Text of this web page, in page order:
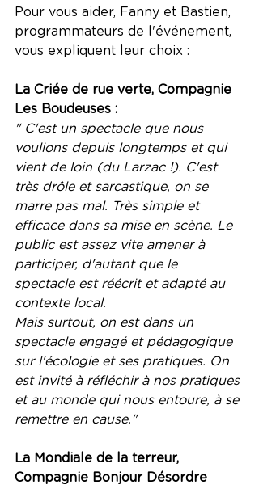
Pour vous aider, Fanny et Bastien,
programmateurs de l'événement,
vous expliquent leur choix :
La Criée de rue verte, Compagnie
Les Boudeuses :
" C'est un spectacle que nous
voulions depuis longtemps et qui
vient de loin (du Larzac !). C'est
très drôle et sarcastique, on se
marre pas mal. Très simple et
efficace dans sa mise en scène. Le
public est assez vite amener à
participer, d'autant que le
spectacle est réécrit et adapté au
contexte local.
Mais surtout, on est dans un
spectacle engagé et pédagogique
sur l'écologie et ses pratiques. On
est invité à réfléchir à nos pratiques
et au monde qui nous entoure, à se
remettre en cause."
La Mondiale de la terreur,
Compagnie Bonjour Désordre